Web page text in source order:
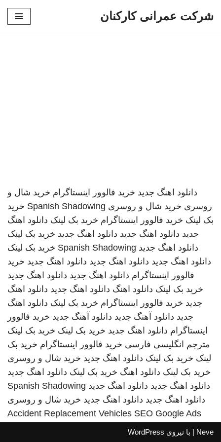
شرکت عمرانی کارکنان
دانلود اهنگ جدید خرید فالوور اینستاگرام خرید شال و
روسری خرید شال و روسری Spanish Shadowing خرید
بک لینک خرید فالوور اینستاگرام خرید بک لینک دانلود اهنگ
جدید دانلود اهنگ جدید دانلود اهنگ جدید خرید بک لینک
دانلود اهنگ جدید Spanish Shadowing خرید بک لینک
دانلود اهنگ جدید دانلود اهنگ جدید دانلود اهنگ جدید خرید
فالوور اینستاگرام دانلود اهنگ جدید دانلود اهنگ جدید
خرید بک لینک دانلود اهنگ دانلود اهنگ جدید دانلود اهنگ
جدید خرید فالوور اینستاگرام خرید بک لینک دانلود اهنگ
جدید دانلود آهنگ جدید دانلود آهنگ جدید خرید فالوور
اینستاگرام دانلود اهنگ جدید خرید بک لینک خرید بک لینک
مترجم انگلیسی فارسی خرید فالوور اینستاگرام خرید بک
لینک خرید بک لینک دانلود اهنگ جدید خرید شال و روسری
خرید بک لینک دانلود اهنگ خرید بک لینک دانلود اهنگ جدید
دانلود اهنگ جدید دانلود اهنگ جدید Spanish Shadowing
دانلود اهنگ جدید دانلود اهنگ جدید خرید شال و روسری
Accident Replacement Vehicles SEO Google Ads
Neve | با نیروی WordPress